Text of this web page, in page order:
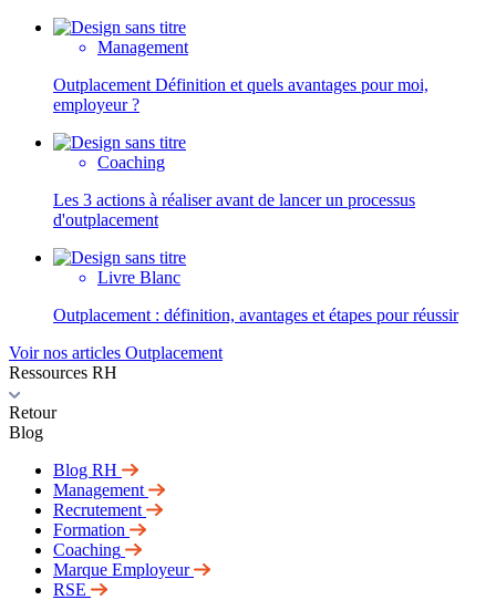
Management
Outplacement Définition et quels avantages pour moi,
employeur ?
Coaching
Les 3 actions à réaliser avant de lancer un processus
d'outplacement
Livre Blanc
Outplacement : définition, avantages et étapes pour réussir
Voir nos articles Outplacement
Ressources RH
Retour
Blog
Blog RH
Management
Recrutement
Formation
Coaching
Marque Employeur
RSE